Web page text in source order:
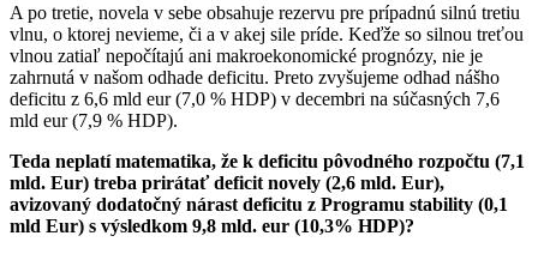
A po tretie, novela v sebe obsahuje rezervu pre prípadnú silnú tretiu
vlnu, o ktorej nevieme, či a v akej sile príde. Keďže so silnou treťou
vlnou zatiaľ nepočítajú ani makroekonomické prognózy, nie je
zahrnutá v našom odhade deficitu. Preto zvyšujeme odhad nášho
deficitu z 6,6 mld eur (7,0 % HDP) v decembri na súčasných 7,6
mld eur (7,9 % HDP).
Teda neplatí matematika, že k deficitu pôvodného rozpočtu (7,1
mld. Eur) treba prirátať deficit novely (2,6 mld. Eur),
avizovaný dodatočný nárast deficitu z Programu stability (0,1
mld Eur) s výsledkom 9,8 mld. eur (10,3% HDP)?